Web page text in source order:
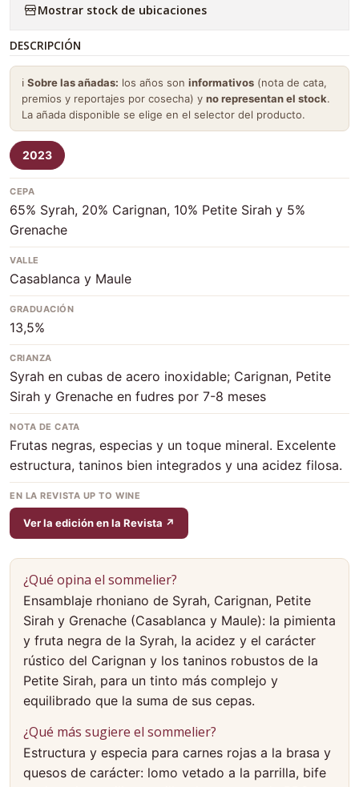
Mostrar stock de ubicaciones
DESCRIPCIÓN
ℹ️ Sobre las añadas: los años son informativos (nota de cata,
premios y reportajes por cosecha) y no representan el stock.
La añada disponible se elige en el selector del producto.
2023
CEPA
65% Syrah, 20% Carignan, 10% Petite Sirah y 5%
Grenache
VALLE
Casablanca y Maule
GRADUACIÓN
13,5%
CRIANZA
Syrah en cubas de acero inoxidable; Carignan, Petite
Sirah y Grenache en fudres por 7-8 meses
NOTA DE CATA
Frutas negras, especias y un toque mineral. Excelente
estructura, taninos bien integrados y una acidez filosa.
EN LA REVISTA UP TO WINE
Ver la edición en la Revista ↗
¿Qué opina el sommelier?
Ensamblaje rhoniano de Syrah, Carignan, Petite
Sirah y Grenache (Casablanca y Maule): la pimienta
y fruta negra de la Syrah, la acidez y el carácter
rústico del Carignan y los taninos robustos de la
Petite Sirah, para un tinto más complejo y
equilibrado que la suma de sus cepas.
¿Qué más sugiere el sommelier?
Estructura y especia para carnes rojas a la brasa y
quesos de carácter: lomo vetado a la parrilla, bife